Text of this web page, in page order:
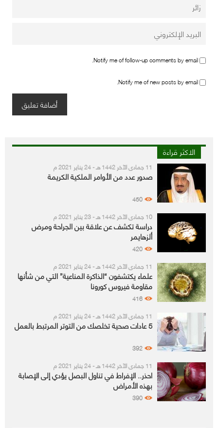
Notify me of follow-up comments by email.
Notify me of new posts by email.
الاكثر قراءة
11 جمادى الآخر 1442 هـ - 24 يناير 2021 م
صدور عدد من الأوامر الملكية الكريمة
450
10 جمادى الآخر 1442 هـ - 23 يناير 2021 م
دراسة تكشف عن علاقة بين الجراحة ومرض
ألزهايمر
420
11 جمادى الآخر 1442 هـ - 24 يناير 2021 م
علماء يكتشفون “الذاكرة المناعية” التي من شأنها
مقاومة فيروس كورونا
416
11 جمادى الآخر 1442 هـ - 24 يناير 2021 م
5 عادات صحية تخلصك من التوتر المرتبط بالعمل
392
11 جمادى الآخر 1442 هـ - 24 يناير 2021 م
احذر.. الإفراط في تناول البصل يؤدي إلى الإصابة
بهذه الأمراض
390